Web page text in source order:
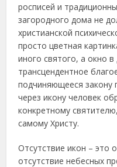
росписей и
загородного дома не
христианской
просто цветная
иного святого, а окно
трансцендентное
подчиняющееся закону
через икону человек
конкретному
самому Христу.
Отсутствие икон – это
отсутствие небесных